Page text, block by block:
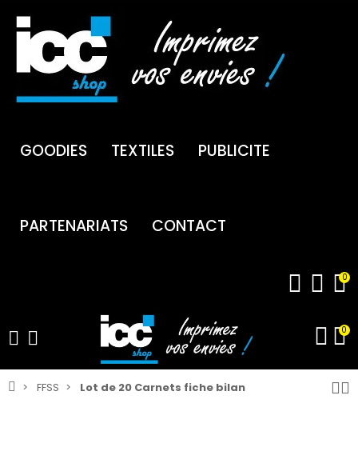
GOODIES TEXTILES PUBLICITE
PARTENARIATS CONTACT
0
0
FFSS Lot de 20 Carnets fiche bilan